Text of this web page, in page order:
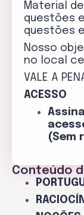
Material
questões
questões
Nosso
no local
VALE A
ACESSO
(Sem
Conteúdo